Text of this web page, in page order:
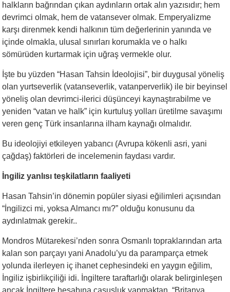
halkların bağrından çıkan aydınların ortak alın yazısıdır; hem
devrimci olmak, hem de vatansever olmak. Emperyalizme
karşı direnmek kendi halkının tüm değerlerinin yanında ve
içinde olmakla, ulusal sınırları korumakla ve o halkı
sömürüden kurtarmak için uğraş vermekle olur.
İşte bu yüzden “Hasan Tahsin İdeolojisi”, bir duygusal yöneliş
olan yurtseverlik (vatanseverlik, vatanperverlik) ile bir beyinsel
yöneliş olan devrimci-ilerici düşünceyi kaynaştırabilme ve
yeniden “vatan ve halk” için kurtuluş yolları üretilme savaşımı
veren genç Türk insanlarına ilham kaynağı olmalıdır.
Bu ideolojiyi etkileyen yabancı (Avrupa kökenli asri, yani
çağdaş) faktörleri de incelemenin faydası vardır.
İngiliz yanlısı teşkilatların faaliyeti
Hasan Tahsin’in dönemin popüler siyasi eğilimleri açısından
“İngilizci mi, yoksa Almancı mı?” olduğu konusunu da
aydınlatmak gerekir..
Mondros Mütarekesi’nden sonra Osmanlı topraklarından arta
kalan son parçayı yani Anadolu’yu da paramparça etmek
yolunda ilerleyen iç ihanet cephesindeki en yaygın eğilim,
İngiliz işbirlikçiliği idi. İngiltere taraftarlığı olarak belirginleşen
ancak İngiltere hesabına casusluk yapmaktan, “Britanya